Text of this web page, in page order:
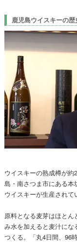
鹿児島ウイスキーの
ウイスキーの熟成樽が
島・南さつま市にある
ウイスキーが生産されて
原料となる麦芽はほと
み水を加えると麦汁に
つくる。「丸4日間、96